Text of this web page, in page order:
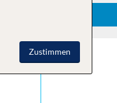
Zustimmen